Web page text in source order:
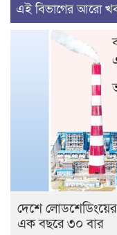
এই বিভাগের আরো
দেশে লোডশেডিংয়ের
এক বছরে ৩০ বার